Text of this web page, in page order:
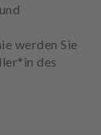
werden Sie
des